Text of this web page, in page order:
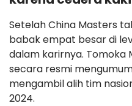
Setelah China Masters
babak empat besar di
dalam karirnya. Tomoka
secara resmi
mengambil alih tim
2024.